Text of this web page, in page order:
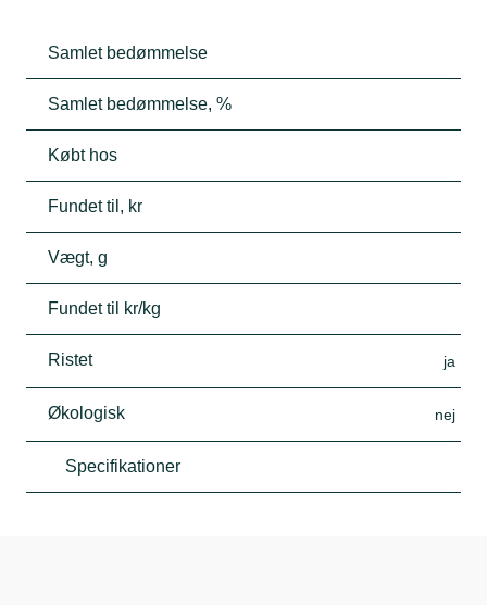
Samlet bedømmelse
Samlet bedømmelse, %
Købt hos
Fundet til, kr
Vægt, g
Fundet til kr/kg
Ristet ja
Økologisk nej
Specifikationer